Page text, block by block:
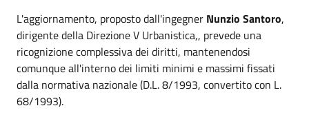
L'aggiornamento, proposto dall'ingegner Nunzio Santoro,
dirigente della Direzione V Urbanistica,, prevede una
ricognizione complessiva dei diritti, mantenendosi
comunque all'interno dei limiti minimi e massimi fissati
dalla normativa nazionale (D.L. 8/1993, convertito con L.
68/1993).